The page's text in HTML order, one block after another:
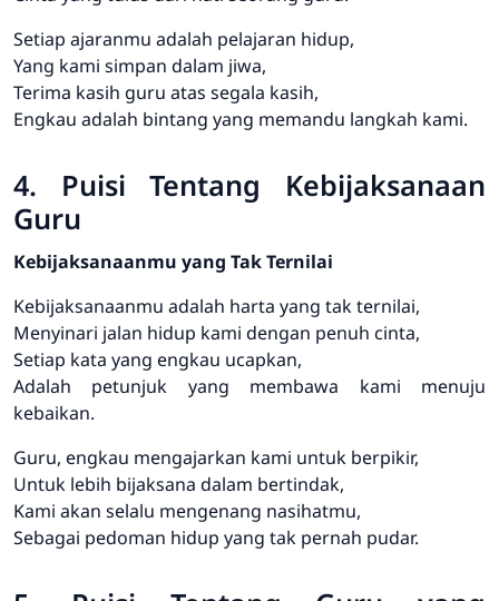
Setiap ajaranmu adalah pelajaran hidup,
Yang kami simpan dalam jiwa,
Terima kasih guru atas segala kasih,
Engkau adalah bintang yang memandu langkah kami.
4. Puisi Tentang Kebijaksanaan
Guru
Kebijaksanaanmu yang Tak Ternilai
Kebijaksanaanmu adalah harta yang tak ternilai,
Menyinari jalan hidup kami dengan penuh cinta,
Setiap kata yang engkau ucapkan,
Adalah petunjuk yang membawa kami menuju
kebaikan.
Guru, engkau mengajarkan kami untuk berpikir,
Untuk lebih bijaksana dalam bertindak,
Kami akan selalu mengenang nasihatmu,
Sebagai pedoman hidup yang tak pernah pudar.